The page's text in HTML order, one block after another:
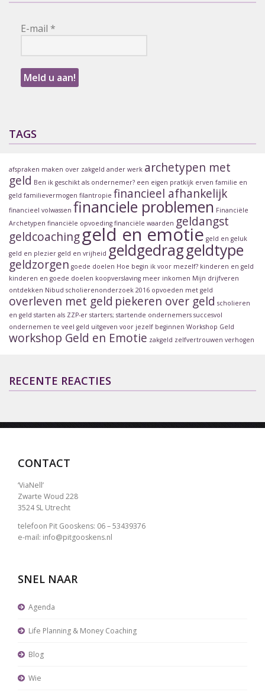
E-mail *
TAGS
afspraken maken over zakgeld ander werk archetypen met
geld Ben ik geschikt als ondernemer? een eigen pratkijk erven familie en
geld familievermogen filantropie financieel afhankelijk
financieel volwassen financiele problemen Financiële
Archetypen financiële opvoeding financiële waarden geldangst
geldcoachinggeld en emotie geld en geluk
geld en plezier geld en vrijheid geldgedraggeldtype
geldzorgen goede doelen Hoe begin ik voor mezelf? kinderen en geld
kinderen en goede doelen koopverslaving meer inkomen Mijn drijfveren
ontdekken Nibud scholierenonderzoek 2016 opvoeden met geld
overleven met geld piekeren over geld scholieren
en geld starten als ZZP-er starters; startende ondernemers succesvol
ondernemen te veel geld uitgeven voor jezelf beginnen Workshop Geld
workshop Geld en Emotie zakgeld zelfvertrouwen verhogen
RECENTE REACTIES
CONTACT
‘ViaNell’
Zwarte Woud 228
3524 SL Utrecht
telefoon Pit Gooskens: 06 – 53439376
e-mail: info@pitgooskens.nl
SNEL NAAR
Agenda
Life Planning & Money Coaching
Blog
Wie